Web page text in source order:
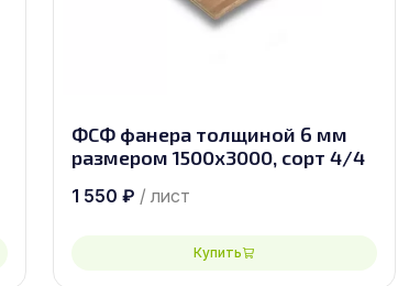
ФСФ фанера толщиной 6 мм
размером 1500х3000, сорт 4/4
1 550 ₽ / лист
Купить